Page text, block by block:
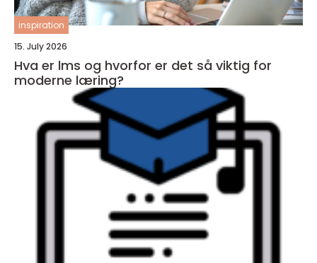
inspiration
15. July 2026
Hva er lms og hvorfor er det så viktig for
moderne læring?